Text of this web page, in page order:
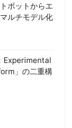
ボットからエ
ルチモデル化
Experimental
」の二重構